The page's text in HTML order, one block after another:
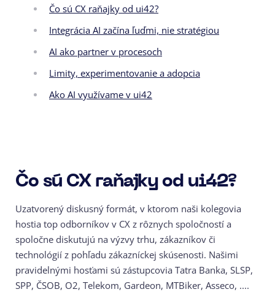
Čo sú CX raňajky od ui42?
Uzatvorený diskusný formát, v ktorom naši kolegovia
hostia top odborníkov v CX z rôznych spoločností a
spoločne diskutujú na výzvy trhu, zákazníkov či
technológií z pohľadu zákazníckej skúsenosti. Našimi
pravidelnými hosťami sú zástupcovia Tatra Banka, SLSP,
SPP, ČSOB, O2, Telekom, Gardeon, MTBiker, Asseco, ....
Čo sú CX raňajky od ui42?
Integrácia AI začína ľuďmi, nie stratégiou
AI ako partner v procesoch
Limity, experimentovanie a adopcia
Ako AI využívame v ui42